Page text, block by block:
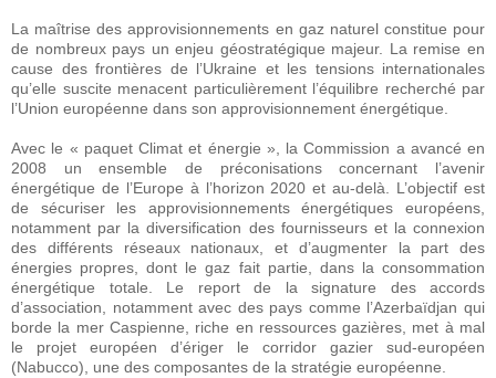
La maîtrise des approvisionnements en gaz naturel constitue pour
de nombreux pays un enjeu géostratégique majeur. La remise en
cause des frontières de l’Ukraine et les tensions internationales
qu’elle suscite menacent particulièrement l’équilibre recherché par
l’Union européenne dans son approvisionnement énergétique.
Avec le « paquet Climat et énergie », la Commission a avancé en
2008 un ensemble de préconisations concernant l’avenir
énergétique de l’Europe à l’horizon 2020 et au-delà. L’objectif est
de sécuriser les approvisionnements énergétiques européens,
notamment par la diversification des fournisseurs et la connexion
des différents réseaux nationaux, et d’augmenter la part des
énergies propres, dont le gaz fait partie, dans la consommation
énergétique totale. Le report de la signature des accords
d’association, notamment avec des pays comme l’Azerbaïdjan qui
borde la mer Caspienne, riche en ressources gazières, met à mal
le projet européen d’ériger le corridor gazier sud-européen
(Nabucco), une des composantes de la stratégie européenne.